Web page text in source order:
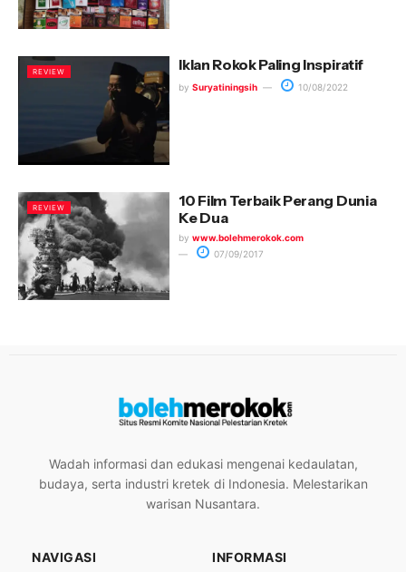
REVIEW Iklan Rokok Paling Inspiratif
by Suryatiningsih 10/08/2022
REVIEW
10 Film Terbaik Perang Dunia
Ke Dua
by www.bolehmerokok.com
07/09/2017
Wadah informasi dan edukasi mengenai kedaulatan,
budaya, serta industri kretek di Indonesia. Melestarikan
warisan Nusantara.
NAVIGASI INFORMASI